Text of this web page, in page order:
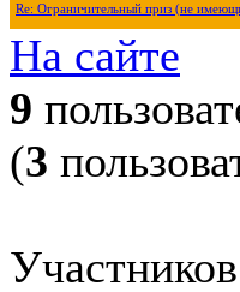
Re: Ограничительный приз (не
На сайте
9
(3